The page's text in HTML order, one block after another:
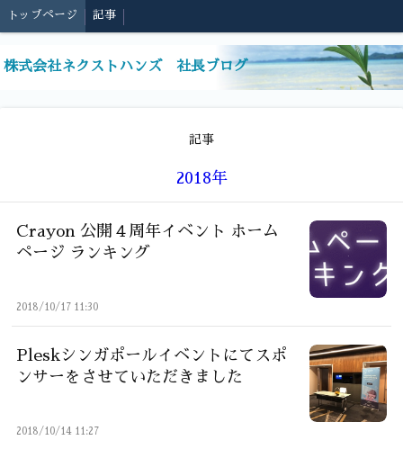
トップページ 記事
株式会社ネクストハンズ 社長ブログ
記事
2018年
Crayon 公開４周年イベント ホーム
ページ ランキング
2018/10/17 11:30
Pleskシンガポールイベントにてスポ
ンサーをさせていただきました
2018/10/14 11:27